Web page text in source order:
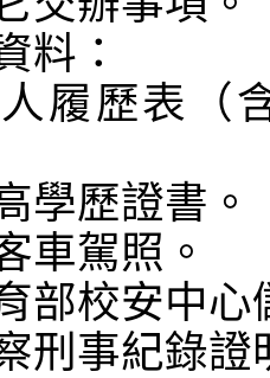
料：
人履歷表（
學歷證書。
車駕照。
部校安中
刑事紀錄